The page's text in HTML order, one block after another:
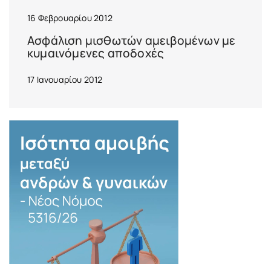
16 Φεβρουαρίου 2012
Ασφάλιση μισθωτών αμειβομένων με
κυμαινόμενες αποδοχές
17 Ιανουαρίου 2012